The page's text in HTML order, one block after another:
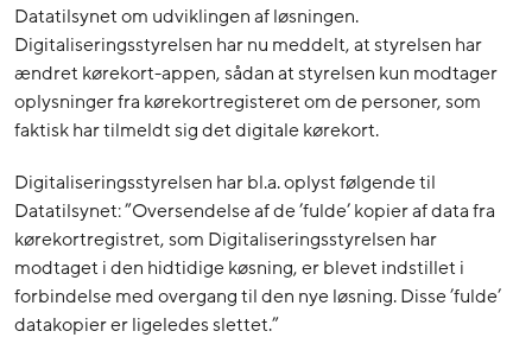
Datatilsynet om udviklingen af løsningen.
Digitaliseringsstyrelsen har nu meddelt, at styrelsen har
ændret kørekort-appen, sådan at styrelsen kun modtager
oplysninger fra kørekortregisteret om de personer, som
faktisk har tilmeldt sig det digitale kørekort.
Digitaliseringsstyrelsen har bl.a. oplyst følgende til
Datatilsynet: ”Oversendelse af de ’fulde’ kopier af data fra
kørekortregistret, som Digitaliseringsstyrelsen har
modtaget i den hidtidige køsning, er blevet indstillet i
forbindelse med overgang til den nye løsning. Disse ’fulde’
datakopier er ligeledes slettet.”